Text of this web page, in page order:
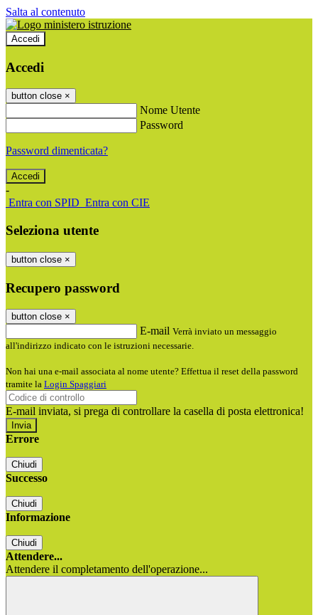
Salta al contenuto
Accedi
Accedi
button close ×
Nome Utente
Password
Password dimenticata?
-
Entra con SPID Entra con CIE
Seleziona utente
button close ×
Recupero password
button close ×
E-mail Verrà inviato un messaggio
all'indirizzo indicato con le istruzioni necessarie.
Non hai una e-mail associata al nome utente? Effettua il reset della password
tramite la Login Spaggiari
E-mail inviata, si prega di controllare la casella di posta elettronica!
Errore
Chiudi
Successo
Chiudi
Informazione
Chiudi
Attendere...
Attendere il completamento dell'operazione...